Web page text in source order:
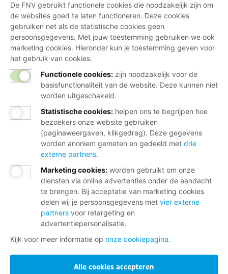
De FNV gebruikt functionele cookies die noodzakelijk zijn om
de websites goed te laten functioneren. Deze cookies
gebruiken net als de statistische cookies geen
persoonsgegevens. Met jouw toestemming gebruiken we ook
marketing cookies. Hieronder kun je toestemming geven voor
het gebruik van cookies.
Functionele cookies: zijn noodzakelijk voor de
basisfunctionaliteit van de website. Deze kunnen niet
worden uitgeschakeld.
Statistische cookies: helpen ons te begrijpen hoe
bezoekers onze website gebruiken
(paginaweergaven, klikgedrag). Deze gegevens
worden anoniem gemeten en gedeeld met drie
externe partners.
Marketing cookies: worden gebruikt om onze
diensten via online advertenties onder de aandacht
te brengen. Bij acceptatie van marketing cookies
delen wij je persoonsgegevens met vier externe
partners voor retargeting en
advertentiepersonalisatie.
Kijk voor meer informatie op onze cookiepagina.
Alle cookies accepteren